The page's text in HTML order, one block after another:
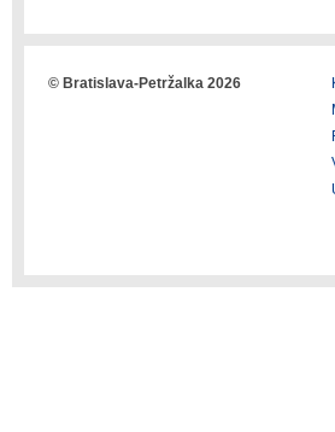
© Bratislava-Petržalka 2026